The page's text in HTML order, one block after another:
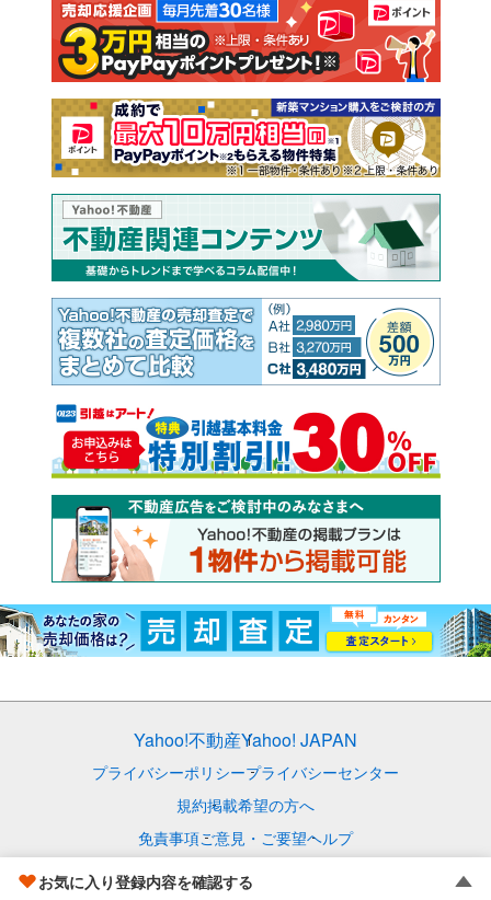
お気に入り登録内容を確認する
注文住宅 土地
売却査定
Yahoo!不動産Yahoo! JAPAN
プライバシーポリシープライバシーセンター
規約掲載希望の方へ
免責事項ご意見・ご要望ヘルプ
© LY Corporation